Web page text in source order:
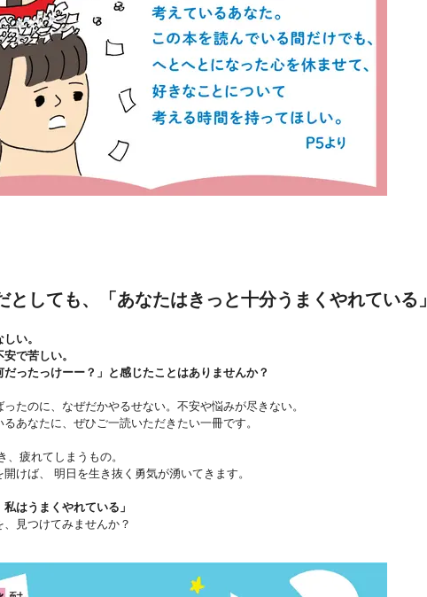
としても、「あなたはきっと十分うまくやれている」
い。
で苦しい。
だったっけーー？」と感じたことはありませんか？
たのに、なぜだかやるせない。不安や悩みが尽きない。
あなたに、ぜひご一読いただきたい一冊です。
疲れてしまうもの。
けば、 明日を生き抜く勇気が湧いてきます。
はうまくやれている」
見つけてみませんか？